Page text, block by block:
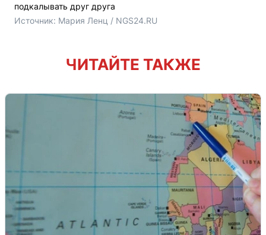
подкалывать друг друга
Источник: Мария Ленц / NGS24.RU
ЧИТАЙТЕ ТАКЖЕ